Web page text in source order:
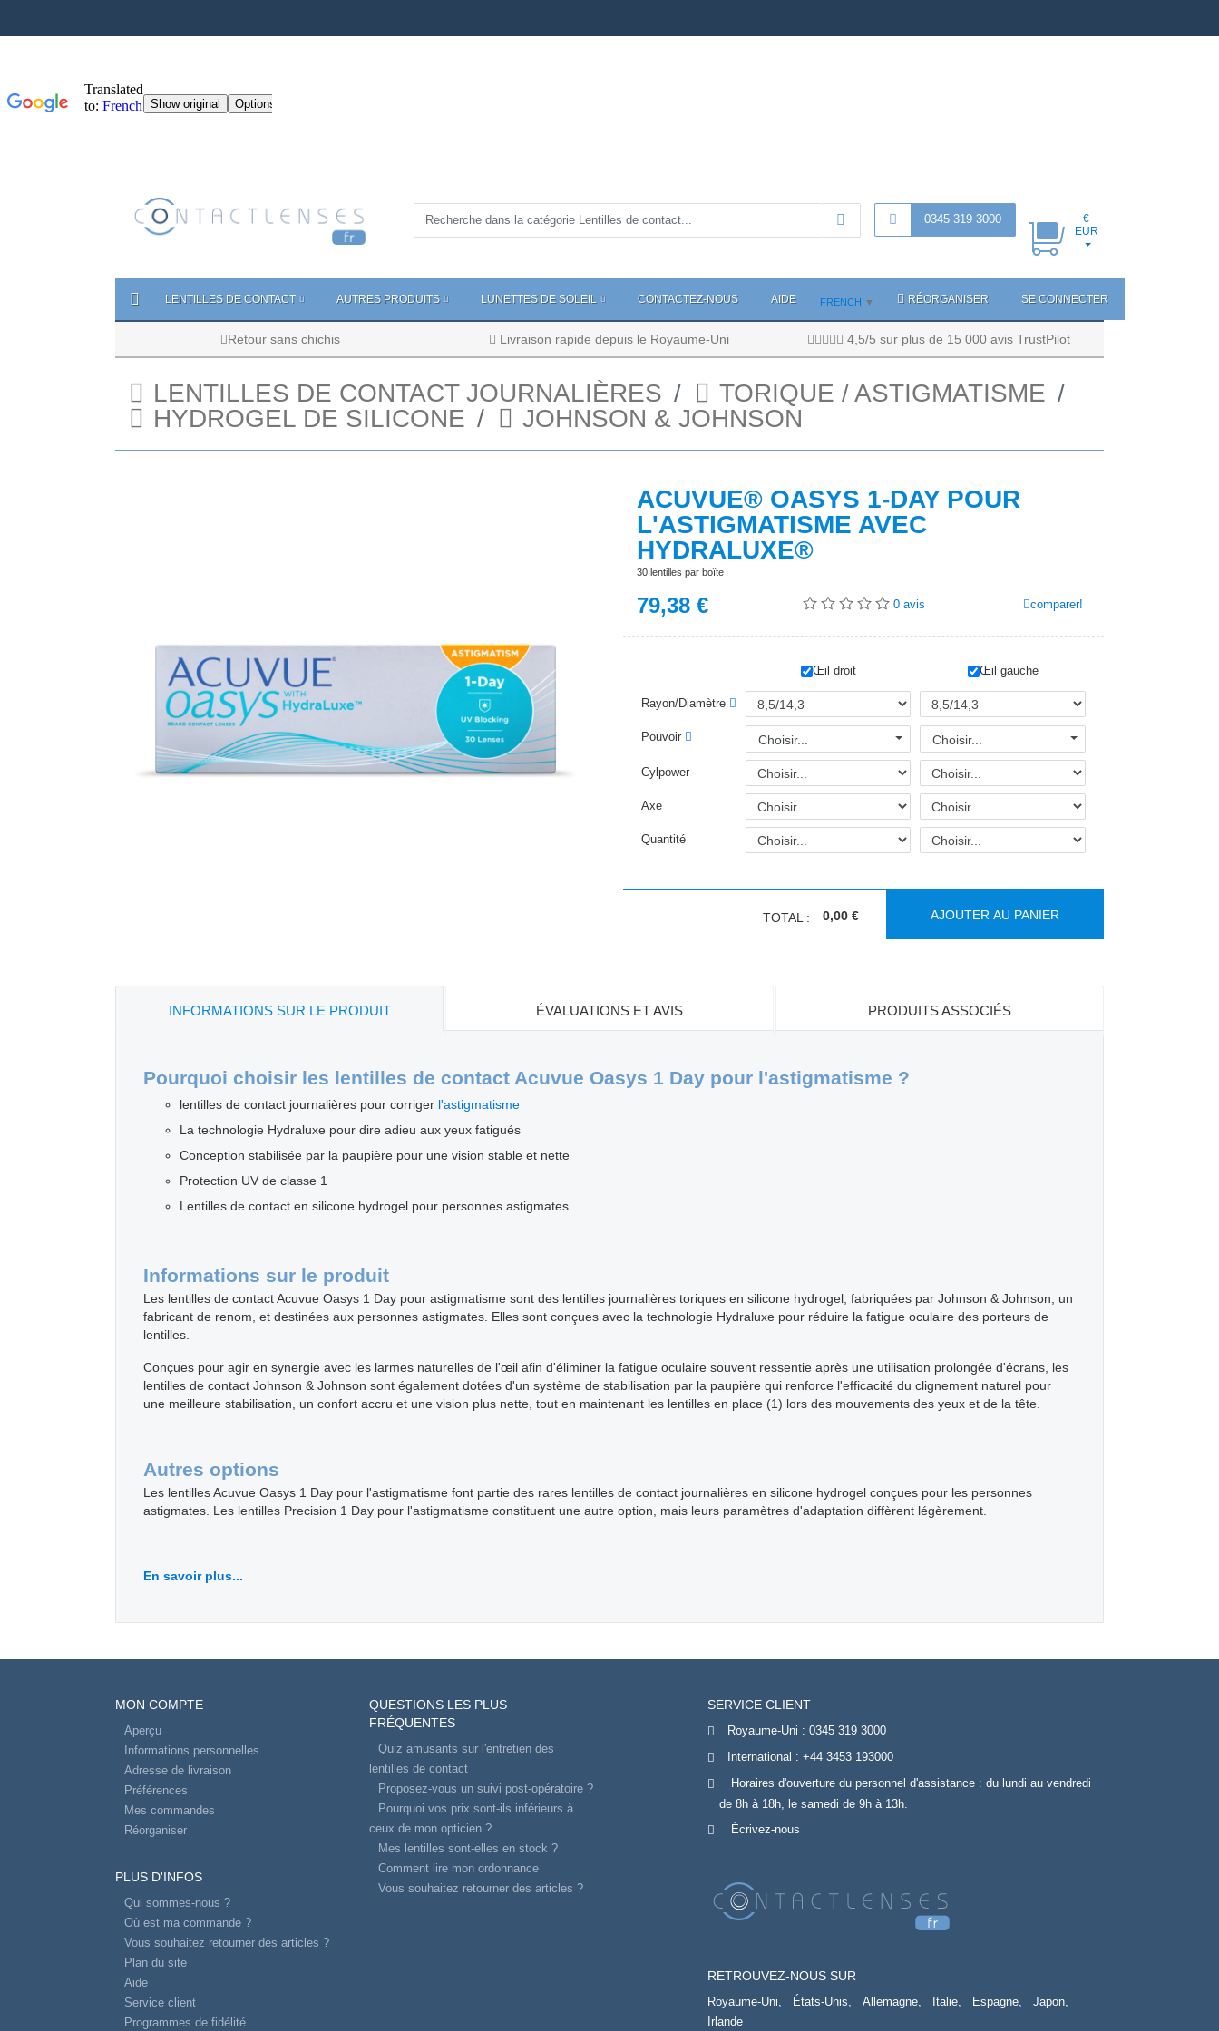
0345 319 3000
€
EUR
LENTILLES DE CONTACT AUTRES PRODUITS LUNETTES DE SOLEIL CONTACTEZ-NOUS AIDE FRENCH ▼ RÉORGANISER SE CONNECTER
Retour sans chichis Livraison rapide depuis le Royaume-Uni 4,5/5 sur plus de 15 000 avis TrustPilot
LENTILLES DE CONTACT JOURNALIÈRES
TORIQUE / ASTIGMATISME
HYDROGEL DE SILICONE
JOHNSON & JOHNSON
ACUVUE® OASYS 1-DAY POUR
L'ASTIGMATISME AVEC
HYDRALUXE®
30 lentilles par boîte
79,38 € 0avis comparer!
Œil droit Œil gauche
Rayon/Diamètre
Pouvoir Choisir... Choisir...
Cylpower
Axe
Quantité
TOTAL : 0,00 € AJOUTER AU PANIER
INFORMATIONS SUR LE PRODUIT ÉVALUATIONS ET AVIS PRODUITS ASSOCIÉS
Pourquoi choisir les lentilles de contact Acuvue Oasys 1 Day pour l'astigmatisme ?
lentilles de contact journalières pour corriger l'astigmatisme
La technologie Hydraluxe pour dire adieu aux yeux fatigués
Conception stabilisée par la paupière pour une vision stable et nette
Protection UV de classe 1
Lentilles de contact en silicone hydrogel pour personnes astigmates
Informations sur le produit
Les lentilles de contact Acuvue Oasys 1 Day pour astigmatisme sont des lentilles journalières toriques en silicone hydrogel, fabriquées par Johnson & Johnson, un
fabricant de renom, et destinées aux personnes astigmates. Elles sont conçues avec la technologie Hydraluxe pour réduire la fatigue oculaire des porteurs de
lentilles.
Conçues pour agir en synergie avec les larmes naturelles de l'œil afin d'éliminer la fatigue oculaire souvent ressentie après une utilisation prolongée d'écrans, les
lentilles de contact Johnson & Johnson sont également dotées d'un système de stabilisation par la paupière qui renforce l'efficacité du clignement naturel pour
une meilleure stabilisation, un confort accru et une vision plus nette, tout en maintenant les lentilles en place (1) lors des mouvements des yeux et de la tête.
Autres options
Les lentilles Acuvue Oasys 1 Day pour l'astigmatisme font partie des rares lentilles de contact journalières en silicone hydrogel conçues pour les personnes
astigmates. Les lentilles Precision 1 Day pour l'astigmatisme constituent une autre option, mais leurs paramètres d'adaptation diffèrent légèrement.
En savoir plus...
MON COMPTE
Aperçu
Informations personnelles
Adresse de livraison
Préférences
Mes commandes
Réorganiser
PLUS D'INFOS
Qui sommes-nous ?
Où est ma commande ?
Vous souhaitez retourner des articles ?
Plan du site
Aide
Service client
Programmes de fidélité
QUESTIONS LES PLUS
FRÉQUENTES
Quiz amusants sur l'entretien des
lentilles de contact
Proposez-vous un suivi post-opératoire ?
Pourquoi vos prix sont-ils inférieurs à
ceux de mon opticien ?
Mes lentilles sont-elles en stock ?
Comment lire mon ordonnance
Vous souhaitez retourner des articles ?
SERVICE CLIENT
Royaume-Uni :0345 319 3000
International :+44 3453 193000
Horaires d'ouverture du personnel d'assistance : du lundi au vendredi
de 8h à 18h, le samedi de 9h à 13h.
Écrivez-nous
RETROUVEZ-NOUS SUR
Royaume-Uni, États-Unis, Allemagne, Italie, Espagne,
Japon,
Irlande